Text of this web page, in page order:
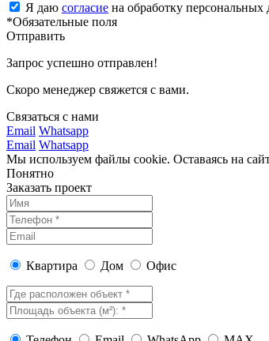
Я даю согласие на обработку
*Обязательные поля
Отправить
Запрос успешно отправлен!
Скоро менеджер свяжется с вами.
Связаться с нами
Email Whatsapp
Email Whatsapp
Мы используем файлы cookie. Оставаясь на
Понятно
Заказать проект
Квартира Дом Офис